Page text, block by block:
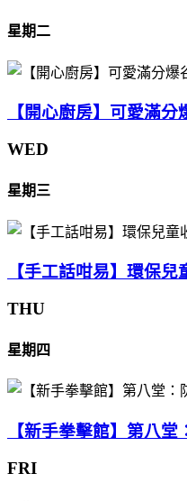
星期二
【開心廚房】可愛滿分
WED
星期三
【手工話咁易】環保兒
THU
星期四
【新手拳擊館】第八
FRI